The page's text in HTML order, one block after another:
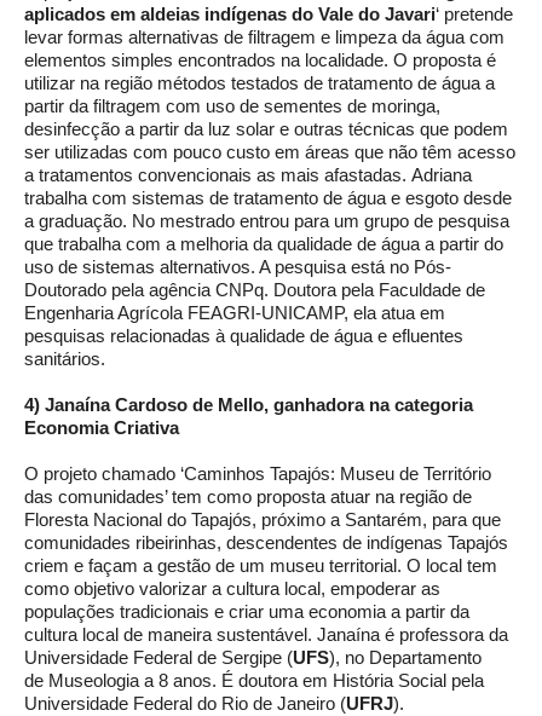
aplicados em aldeias indígenas do Vale do Javari‘ pretende
levar formas alternativas de filtragem e limpeza da água com
elementos simples encontrados na localidade. O proposta é
utilizar na região métodos testados de tratamento de água a
partir da filtragem com uso de sementes de moringa,
desinfecção a partir da luz solar e outras técnicas que podem
ser utilizadas com pouco custo em áreas que não têm acesso
a tratamentos convencionais as mais afastadas. Adriana
trabalha com sistemas de tratamento de água e esgoto desde
a graduação. No mestrado entrou para um grupo de pesquisa
que trabalha com a melhoria da qualidade de água a partir do
uso de sistemas alternativos. A pesquisa está no Pós-
Doutorado pela agência CNPq. Doutora pela Faculdade de
Engenharia Agrícola FEAGRI-UNICAMP, ela atua em
pesquisas relacionadas à qualidade de água e efluentes
sanitários.
4) Janaína Cardoso de Mello, ganhadora na categoria
Economia Criativa
O projeto chamado ‘Caminhos Tapajós: Museu de Território
das comunidades’ tem como proposta atuar na região de
Floresta Nacional do Tapajós, próximo a Santarém, para que
comunidades ribeirinhas, descendentes de indígenas Tapajós
criem e façam a gestão de um museu territorial. O local tem
como objetivo valorizar a cultura local, empoderar as
populações tradicionais e criar uma economia a partir da
cultura local de maneira sustentável. Janaína é professora da
Universidade Federal de Sergipe (UFS), no Departamento
de Museologia a 8 anos. É doutora em História Social pela
Universidade Federal do Rio de Janeiro (UFRJ).